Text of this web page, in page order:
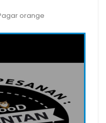
orange